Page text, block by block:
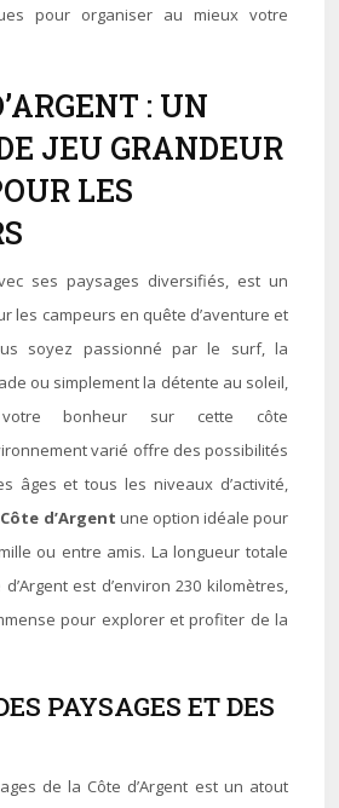
pour organiser au mieux votre
: UN
JEU GRANDEUR
LES
ses paysages diversifiés, est un
les campeurs en quête d’aventure et
soyez passionné par le surf, la
ou simplement la détente au soleil,
bonheur sur cette côte
varié offre des possibilités
âges et tous les niveaux d’activité,
d’Argent une option idéale pour
ou entre amis. La longueur totale
est d’environ 230 kilomètres,
pour explorer et profiter de la
PAYSAGES ET DES
de la Côte d’Argent est un atout